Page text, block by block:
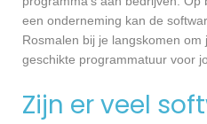
een onderneming kan de
Rosmalen bij je langskomen
geschikte programmatuur voor
Zijn er veel